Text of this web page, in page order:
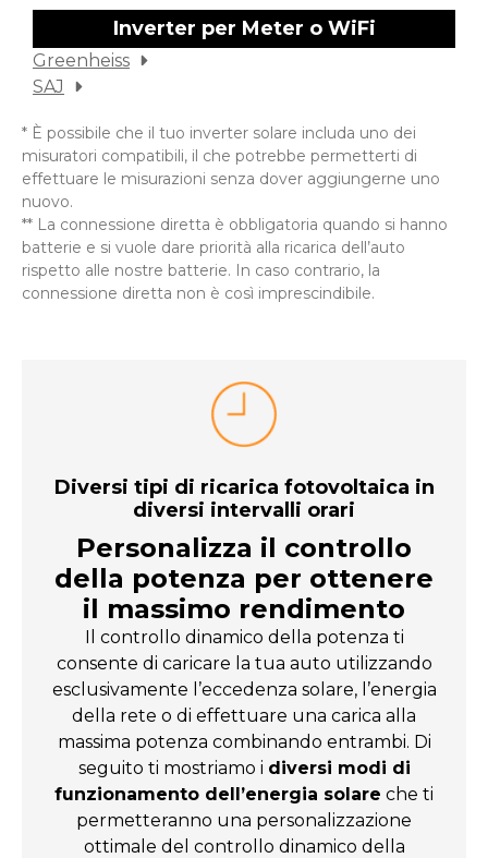
Inverter per Meter o WiFi
Greenheiss
SAJ
* È possibile che il tuo inverter solare includa uno dei
misuratori compatibili, il che potrebbe permetterti di
effettuare le misurazioni senza dover aggiungerne uno
nuovo.
** La connessione diretta è obbligatoria quando si hanno
batterie e si vuole dare priorità alla ricarica dell’auto
rispetto alle nostre batterie. In caso contrario, la
connessione diretta non è così imprescindibile.
Diversi tipi di ricarica fotovoltaica in
diversi intervalli orari
Personalizza il controllo
della potenza per ottenere
il massimo rendimento
Il controllo dinamico della potenza ti
consente di caricare la tua auto utilizzando
esclusivamente l’eccedenza solare, l’energia
della rete o di effettuare una carica alla
massima potenza combinando entrambi. Di
seguito ti mostriamo i diversi modi di
funzionamento dell’energia solare che ti
permetteranno una personalizzazione
ottimale del controllo dinamico della